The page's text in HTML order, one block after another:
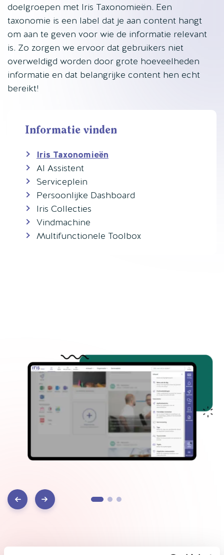
doelgroepen met Iris Taxonomieën. Een
taxonomie is een label dat je aan content hangt
om aan te geven voor wie de informatie relevant
is. Zo zorgen we ervoor dat gebruikers niet
overweldigd worden door grote hoeveelheden
informatie en dat belangrijke content hen echt
bereikt!
Informatie vinden
Iris Taxonomieën
AI Assistent
Serviceplein
Persoonlijke Dashboard
Iris Collecties
Vindmachine
Multifunctionele Toolbox